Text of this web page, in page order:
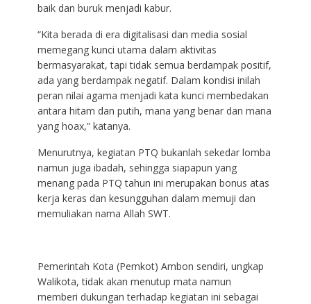
baik dan buruk menjadi kabur.
“Kita berada di era digitalisasi dan media sosial
memegang kunci utama dalam aktivitas
bermasyarakat, tapi tidak semua berdampak positif,
ada yang berdampak negatif. Dalam kondisi inilah
peran nilai agama menjadi kata kunci membedakan
antara hitam dan putih, mana yang benar dan mana
yang hoax,” katanya.
Menurutnya, kegiatan PTQ bukanlah sekedar lomba
namun juga ibadah, sehingga siapapun yang
menang pada PTQ tahun ini merupakan bonus atas
kerja keras dan kesungguhan dalam memuji dan
memuliakan nama Allah SWT.
Pemerintah Kota (Pemkot) Ambon sendiri, ungkap
Walikota, tidak akan menutup mata namun
memberi dukungan terhadap kegiatan ini sebagai